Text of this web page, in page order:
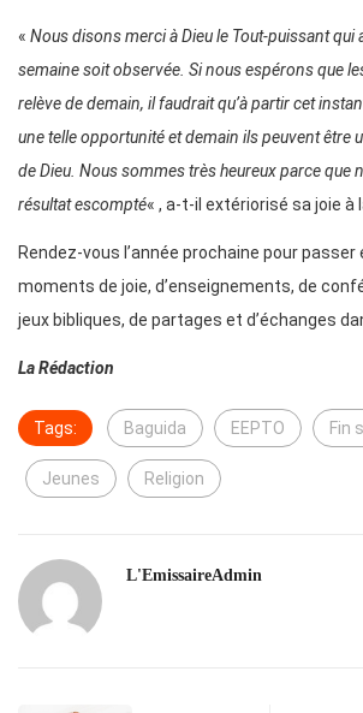
« Nous disons merci à Dieu le Tout-puissant qui
semaine soit observée. Si nous espérons que
relève de demain, il faudrait qu’à partir cet
une telle opportunité et demain ils peuvent être
de Dieu. Nous sommes très heureux parce que
résultat escompté« , a-t-il extériorisé sa joie à
Rendez-vous l’année prochaine pour passer
moments de joie, d’enseignements, de
jeux bibliques, de partages et d’échanges
La Rédaction
Tags: Baguida EEPTO Fin
Jeunes Religion
L'EmissaireAdmin